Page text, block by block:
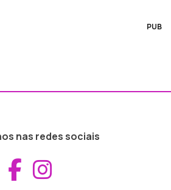
PUB
nas redes sociais
Aceder ao